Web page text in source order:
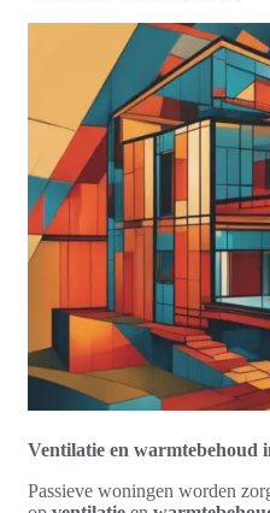
Ventilatie en warmtebehoud
Passieve woningen worden